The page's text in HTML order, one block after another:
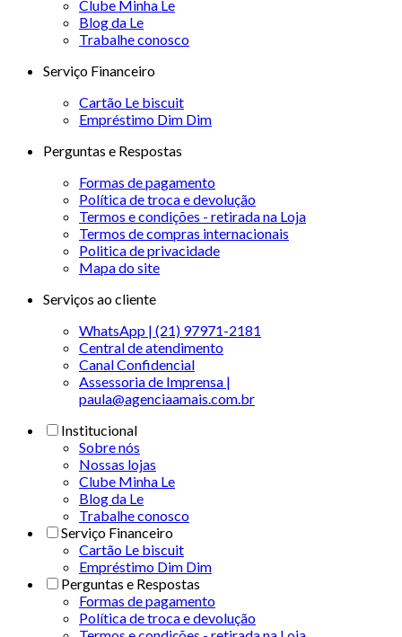
Clube Minha Le
Blog da Le
Trabalhe conosco
Serviço Financeiro
Cartão Le biscuit
Empréstimo Dim Dim
Perguntas e Respostas
Formas de pagamento
Política de troca e devolução
Termos e condições - retirada na Loja
Termos de compras internacionais
Politica de privacidade
Mapa do site
Serviços ao cliente
WhatsApp | (21) 97971-2181
Central de atendimento
Canal Confidencial
Assessoria de Imprensa |
paula@agenciaamais.com.br
Institucional
Sobre nós
Nossas lojas
Clube Minha Le
Blog da Le
Trabalhe conosco
Serviço Financeiro
Cartão Le biscuit
Empréstimo Dim Dim
Perguntas e Respostas
Formas de pagamento
Política de troca e devolução